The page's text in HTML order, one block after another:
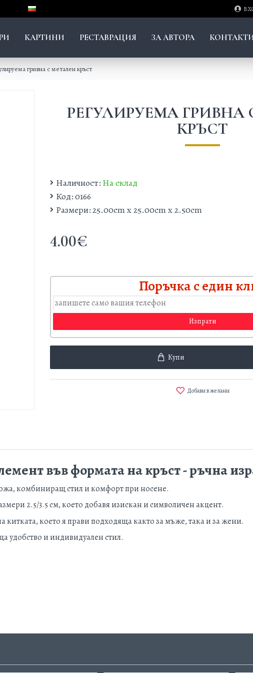
КАРТИНИ РЕСТАВРАЦИЯ ЗА АВТОРА
гривна с метален кръст
РЕГУЛИРУЕМА ГРИВНА
КРЪСТ
Наличност: На склад
Код:0166
Размери:25.00cm x 25.00cm x 2.50cm
4.00€
Поръчка с един
Купи
Добави в желани
във формата на кръст - ръчна
комбиниращ стил и комфорт при носене.
2.5/3.5 см, което добавя изискан и символичен акцент.
китката, което я прави подходяща както за мъже, така и за жени.
удобство и индивидуален стил.